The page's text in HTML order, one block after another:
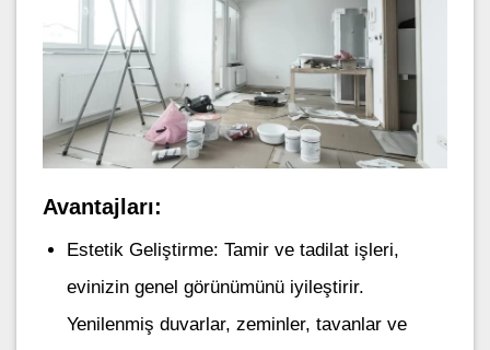
Avantajları:
Estetik Geliştirme: Tamir ve tadilat işleri,
evinizin genel görünümünü iyileştirir.
Yenilenmiş duvarlar, zeminler, tavanlar ve